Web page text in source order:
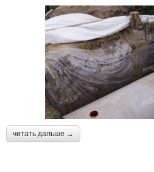
читать дальше →